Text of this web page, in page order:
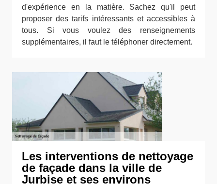
d'expérience en la matière. Sachez qu'il peut
proposer des tarifs intéressants et accessibles à
tous. Si vous voulez des renseignements
supplémentaires, il faut le téléphoner directement.
Les interventions de nettoyage
de façade dans la ville de
Jurbise et ses environs